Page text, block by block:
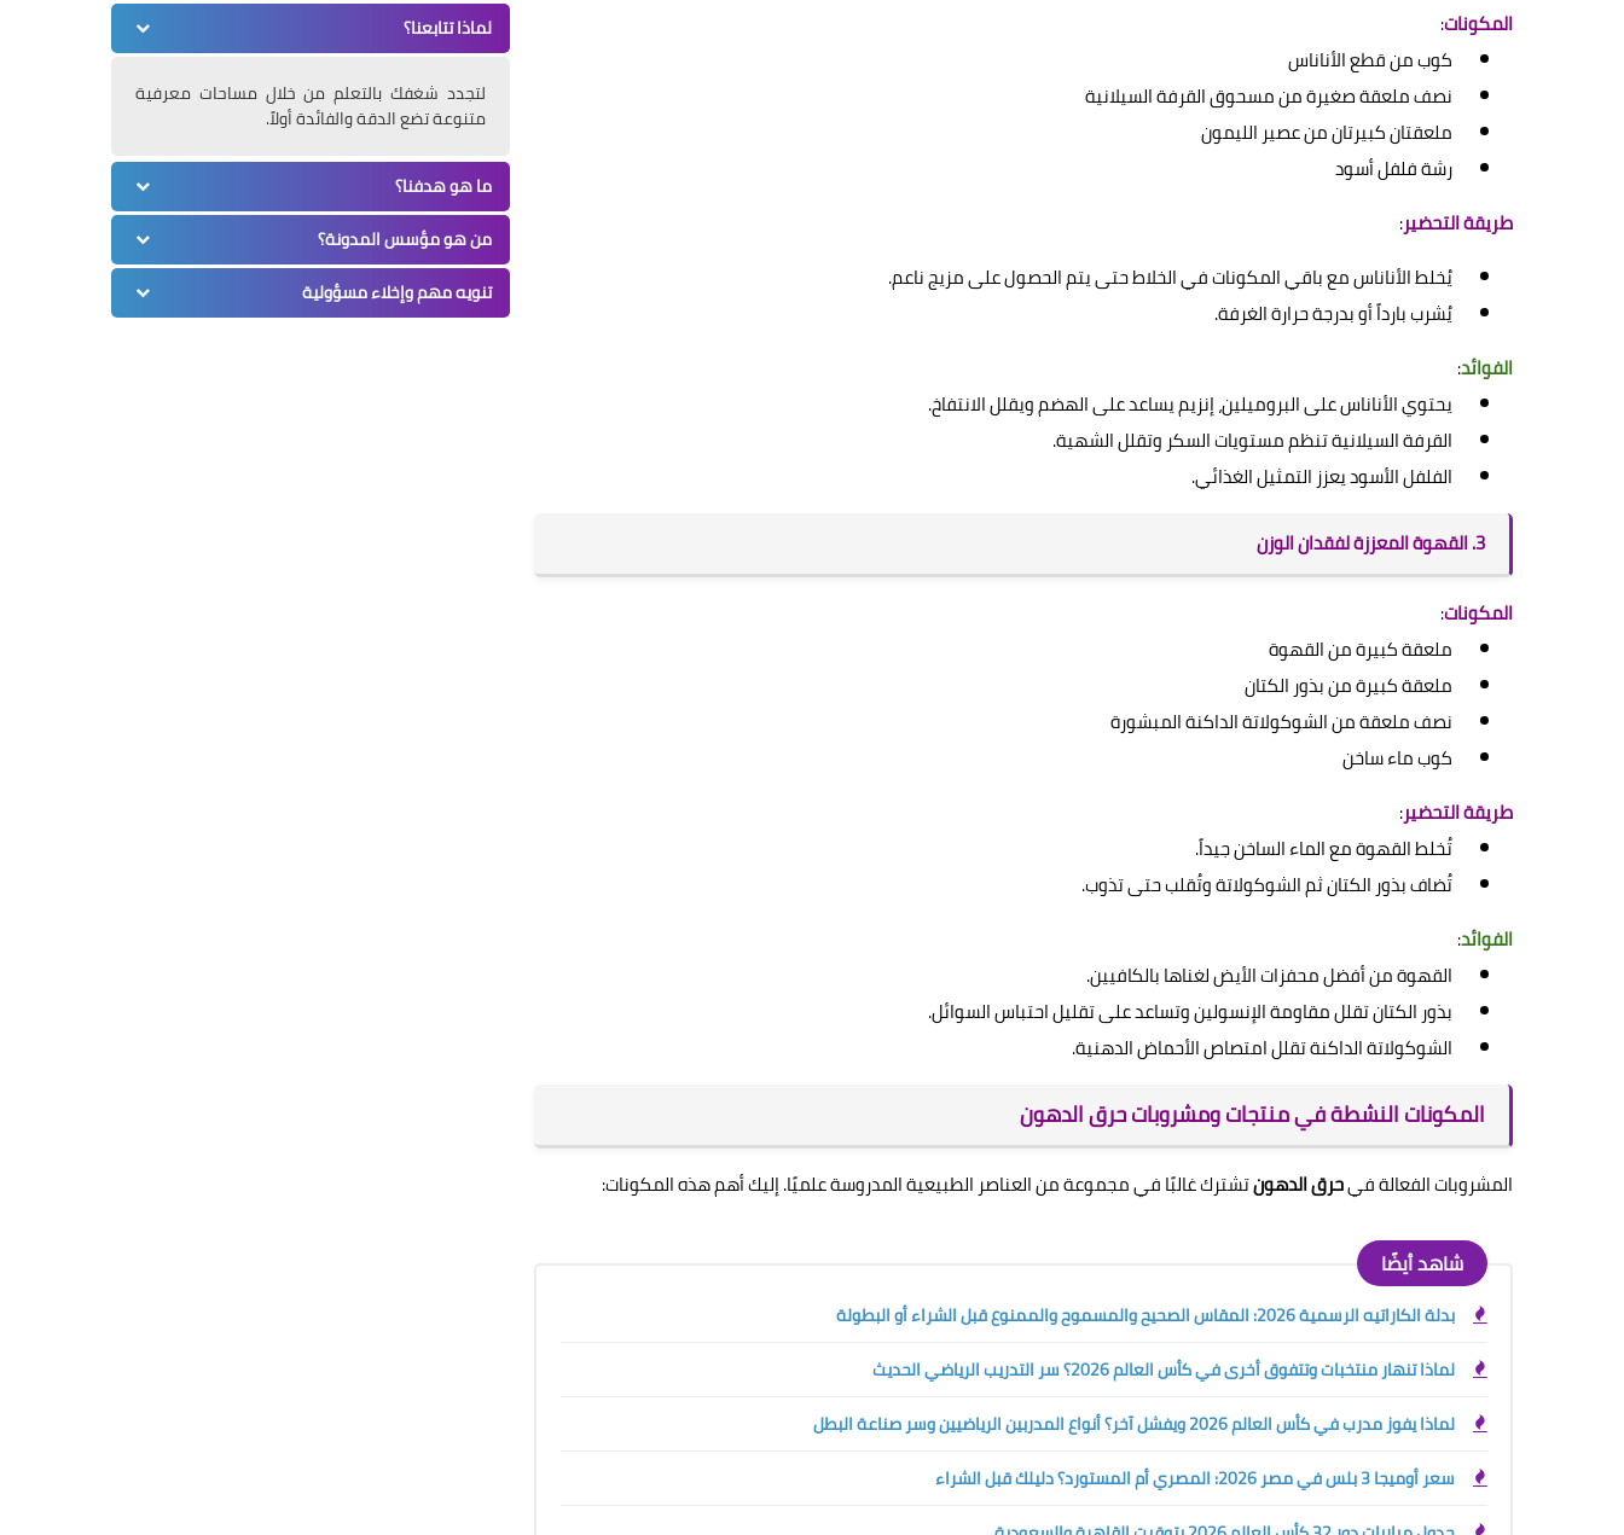
المكونات:
كوب من قطع الأناناس
نصف ملعقة صغيرة من مسحوق القرفة السيلانية
ملعقتان كبيرتان من عصير الليمون
رشة فلفل أسود
طريقة التحضير:
يُخلط الأناناس مع باقي المكونات في الخلاط حتى يتم الحصول على مزيج ناعم.
يُشرب بارداً أو بدرجة حرارة الغرفة.
الفوائد:
يحتوي الأناناس على البروميلين، إنزيم يساعد على الهضم ويقلل الانتفاخ.
القرفة السيلانية تنظم مستويات السكر وتقلل الشهية.
الفلفل الأسود يعزز التمثيل الغذائي.
3. القهوة المعززة لفقدان الوزن
المكونات:
ملعقة كبيرة من القهوة
ملعقة كبيرة من بذور الكتان
نصف ملعقة من الشوكولاتة الداكنة المبشورة
كوب ماء ساخن
طريقة التحضير:
تُخلط القهوة مع الماء الساخن جيداً.
تُضاف بذور الكتان ثم الشوكولاتة وتُقلب حتى تذوب.
الفوائد:
القهوة من أفضل محفزات الأيض لغناها بالكافيين.
بذور الكتان تقلل مقاومة الإنسولين وتساعد على تقليل احتباس السوائل.
الشوكولاتة الداكنة تقلل امتصاص الأحماض الدهنية.
المكونات النشطة في منتجات ومشروبات حرق الدهون
المشروبات الفعالة فيحرق الدهونتشترك غالبًا في مجموعة من العناصر الطبيعية المدروسة علميًا. إليك أهم هذه المكونات:
شاهد أيضًا
بدلة الكاراتيه الرسمية 2026: المقاس الصحيح والمسموح والممنوع قبل الشراء أو البطولة
لماذا تنهار منتخبات وتتفوق أخرى في كأس العالم 2026؟ سر التدريب الرياضي الحديث
لماذا يفوز مدرب في كأس العالم 2026 ويفشل آخر؟ أنواع المدربين الرياضيين وسر صناعة البطل
سعر أوميجا 3 بلس في مصر 2026: المصري أم المستورد؟ دليلك قبل الشراء
لماذا تتابعنا؟
لتجدد شغفك بالتعلم من خلال مساحات معرفية
متنوعة تضع الدقة والفائدة أولاً.
ما هو هدفنا؟
من هو مؤسس المدونة؟
تنويه مهم وإخلاء مسؤولية